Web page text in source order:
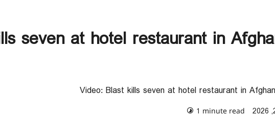
seven at hotel restaurant in
Video: Blast kills seven at hotel restaurant in
1 minute read